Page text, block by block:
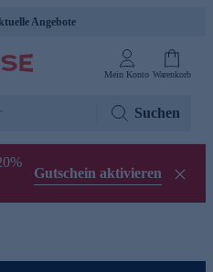
Angebote
Mein Konto Warenkorb
Suchen
Gutschein aktivieren